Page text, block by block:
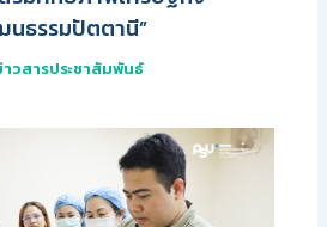
ธรรมปัตตานี”
าวสารประชาสัมพันธ์